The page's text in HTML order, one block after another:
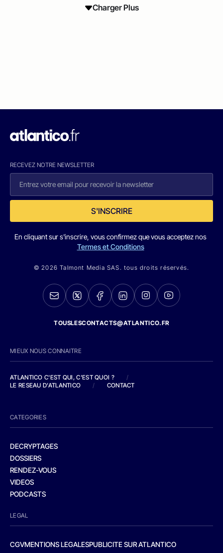
Charger Plus
RECEVEZ NOTRE NEWSLETTER
S'INSCRIRE
En cliquant sur s'inscrire, vous confirmez que vous acceptez nos
Termes et Conditions
© 2026 Talmont Media SAS. tous droits réservés.
TOUSLESCONTACTS@ATLANTICO.FR
MIEUX NOUS CONNAITRE
ATLANTICO C'EST QUI, C'EST QUOI ?
/
LE RESEAU D'ATLANTICO
/ CONTACT
CATEGORIES
DECRYPTAGES
DOSSIERS
RENDEZ-VOUS
VIDEOS
PODCASTS
LEGAL
CGVMENTIONS LEGALESPUBLICITE SUR ATLANTICO